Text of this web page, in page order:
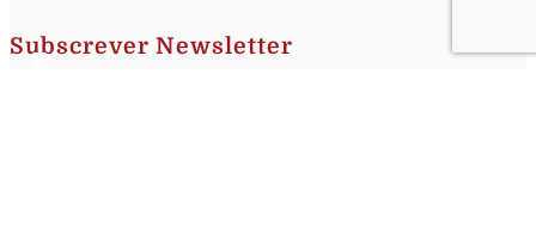
Subscrever Newsletter